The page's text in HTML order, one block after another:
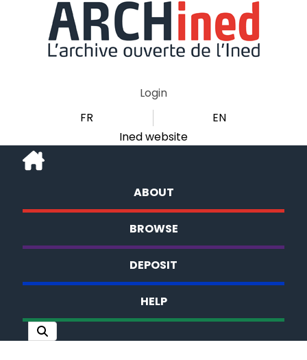
Login
FR
EN
Ined website
ABOUT
BROWSE
DEPOSIT
HELP